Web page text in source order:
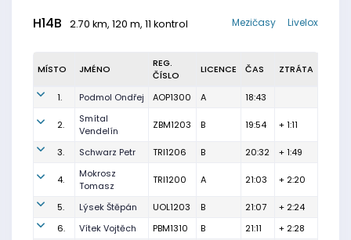
H14B 2.70 km, 120 m, 11 kontrol Livelox
Mezičasy
MÍSTO JMÉNO
REG.
ČÍSLO
LICENCE ČAS ZTRÁTA
1. Podmol Ondřej AOP1300 A 18:43
2.
Smítal
Vendelín
ZBM1203 B 19:54 + 1:11
3. Schwarz Petr TRI1206 B 20:32 + 1:49
4.
Mokrosz
Tomasz
TRI1200 A 21:03 + 2:20
5. Lýsek Štěpán UOL1203 B 21:07
+ 2:24
6.
Vítek Vojtěch PBM1310 B 21:11 + 2:28